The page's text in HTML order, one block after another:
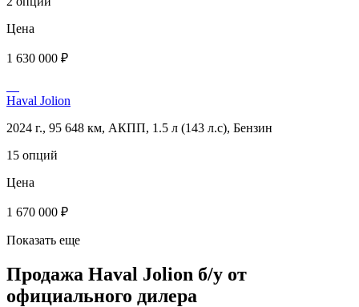
Цена
1 630 000 ₽
Haval Jolion
2024 г., 95 648 км, АКПП, 1.5 л (143 л.с), Бензин
15 опций
Цена
1 670 000 ₽
Показать еще
Продажа Haval Jolion б/у от
официального дилера